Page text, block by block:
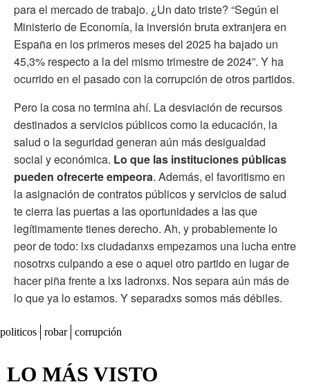
para el mercado de trabajo. ¿Un dato triste? “Según el
Ministerio de Economía, la inversión bruta extranjera en
España en los primeros meses del 2025 ha bajado un
45,3% respecto a la del mismo trimestre de 2024”. Y ha
ocurrido en el pasado con la corrupción de otros partidos.
Pero la cosa no termina ahí. La desviación de recursos
destinados a servicios públicos como la educación, la
salud o la seguridad generan aún más desigualdad
social y económica. Lo que las instituciones públicas
pueden ofrecerte empeora. Además, el favoritismo en
la asignación de contratos públicos y servicios de salud
te cierra las puertas a las oportunidades a las que
legítimamente tienes derecho. Ah, y probablemente lo
peor de todo: lxs ciudadanxs empezamos una lucha entre
nosotrxs culpando a ese o aquel otro partido en lugar de
hacer piña frente a lxs ladronxs. Nos separa aún más de
lo que ya lo estamos. Y separadxs somos más débiles.
politicos robar corrupción
LO MÁS VISTO